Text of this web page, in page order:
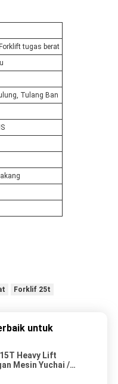
tugas berat
Tulang Ban
Forklif 25t
untuk
Heavy Lift
Mesin Yuchai /